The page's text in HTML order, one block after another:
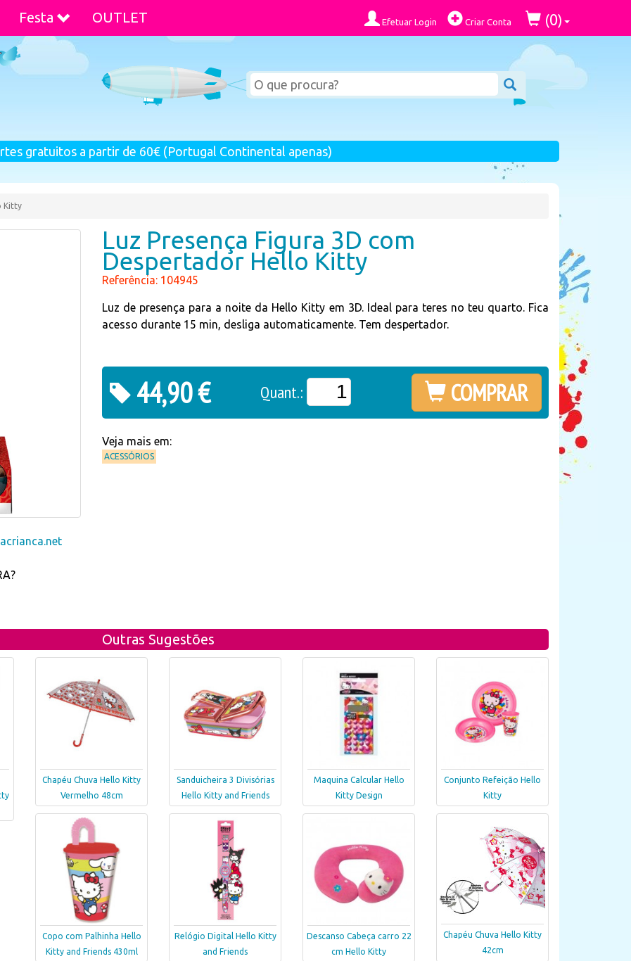
Festa OUTLET Efetuar Login Criar Conta (0)
gratuitos a partir de 60€ (Portugal Continental apenas)
Kitty
Luz Presença Figura 3D com
Despertador Hello Kitty
Referência: 104945
Luz de presença para a noite da Hello Kitty em 3D. Ideal para teres no teu quarto. Fica
acesso durante 15 min, desliga automaticamente. Tem despertador.
44,90 € Quant.: COMPRAR
Veja mais em:
ACESSÓRIOS
Outras Sugestões
Chapéu Chuva Hello Kitty
Vermelho 48cm
Sanduicheira 3 Divisórias
Hello Kitty and Friends
Maquina Calcular Hello
Kitty Design
Conjunto Refeição Hello
Kitty
Copo com Palhinha Hello
Kitty and Friends 430ml
Relógio Digital Hello Kitty
and Friends
Descanso Cabeça carro 22
cm Hello Kitty
Chapéu Chuva Hello Kitty
42cm